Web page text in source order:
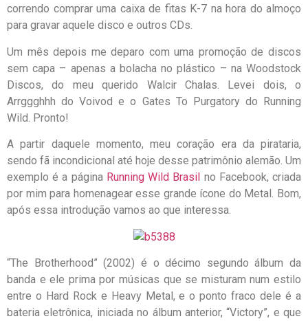
correndo comprar uma caixa de fitas K-7 na hora do almoço
para gravar aquele disco e outros CDs.
Um mês depois me deparo com uma promoção de discos
sem capa – apenas a bolacha no plástico – na Woodstock
Discos, do meu querido Walcir Chalas. Levei dois, o
Arrggghhh do Voivod e o Gates To Purgatory do Running
Wild. Pronto!
A partir daquele momento, meu coração era da pirataria,
sendo fã incondicional até hoje desse patrimônio alemão. Um
exemplo é a página Running Wild Brasil no Facebook, criada
por mim para homenagear esse grande ícone do Metal. Bom,
após essa introdução vamos ao que interessa.
“The Brotherhood” (2002) é o décimo segundo álbum da
banda e ele prima por músicas que se misturam num estilo
entre o Hard Rock e Heavy Metal, e o ponto fraco dele é a
bateria eletrônica, iniciada no álbum anterior, “Victory”, e que